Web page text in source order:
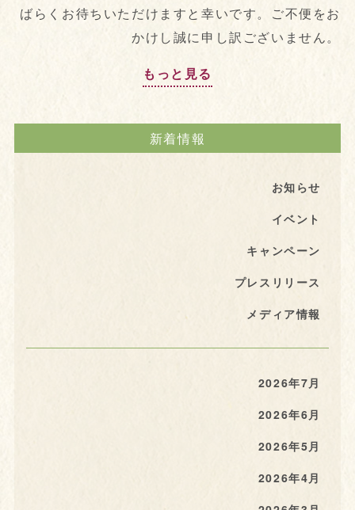
ばらくお待ちいただけますと幸いです。ご不便をお
かけし誠に申し訳ございません。
もっと見る
新着情報
お知らせ
イベント
キャンペーン
プレスリリース
メディア情報
2026年7月
2026年6月
2026年5月
2026年4月